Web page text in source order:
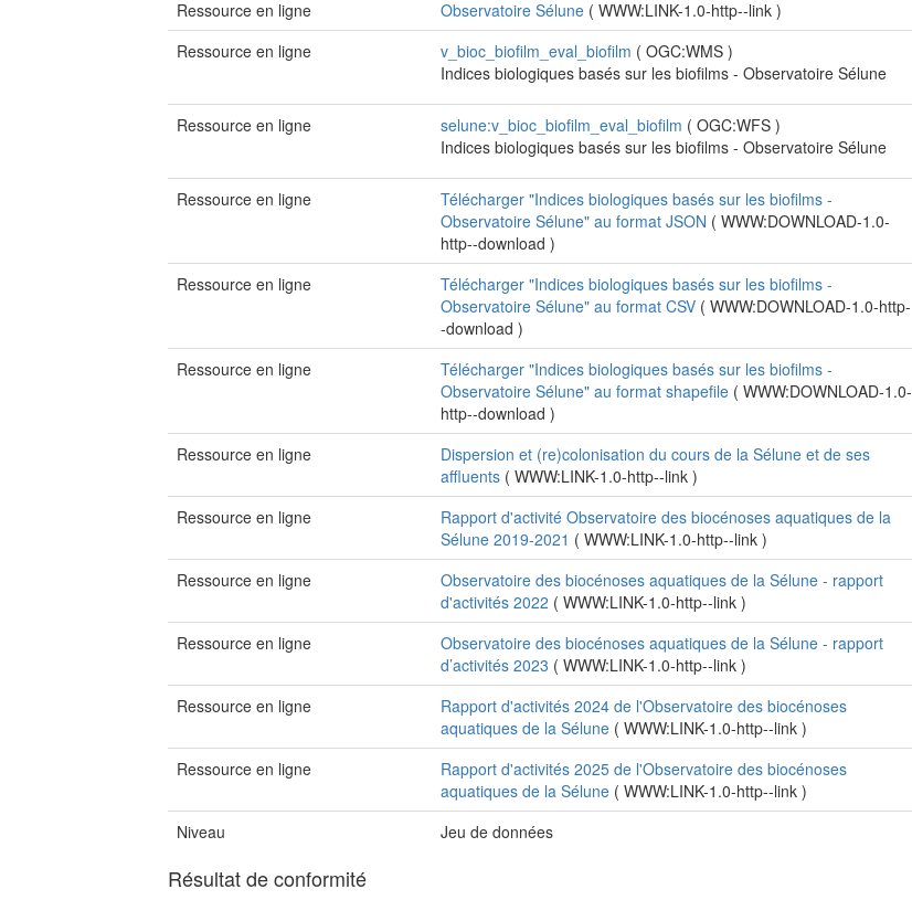
Ressource en ligne
Observatoire Sélune (WWW:LINK-1.0-http--link)
Ressource en ligne
v_bioc_biofilm_eval_biofilm (OGC:WMS)
Indices biologiques basés sur les biofilms - Observatoire Sélune
Ressource en ligne selune:v_bioc_biofilm_eval_biofilm (OGC:WFS)
Indices biologiques basés sur les biofilms - Observatoire Sélune
Ressource en ligne
Télécharger "Indices biologiques basés sur les biofilms -
Observatoire Sélune" au format JSON (WWW:DOWNLOAD-1.0-
http--download)
Ressource en ligne
Télécharger "Indices biologiques basés sur les biofilms -
Observatoire Sélune" au format CSV (WWW:DOWNLOAD-1.0-http-
-download)
Ressource en ligne
Télécharger "Indices biologiques basés sur les biofilms -
Observatoire Sélune" au format shapefile (WWW:DOWNLOAD-1.0-
http--download)
Ressource en ligne
Dispersion et (re)colonisation du cours de la Sélune et de ses
affluents (WWW:LINK-1.0-http--link)
Ressource en ligne
Rapport d'activité Observatoire des biocénoses aquatiques de la
Sélune 2019-2021 (WWW:LINK-1.0-http--link)
Ressource en ligne
Observatoire des biocénoses aquatiques de la Sélune - rapport
d'activités 2022 (WWW:LINK-1.0-http--link)
Ressource en ligne
Observatoire des biocénoses aquatiques de la Sélune - rapport
d’activités 2023 (WWW:LINK-1.0-http--link)
Ressource en ligne
Rapport d'activités 2024 de l'Observatoire des biocénoses
aquatiques de la Sélune (WWW:LINK-1.0-http--link)
Ressource en ligne
Rapport d'activités 2025 de l'Observatoire des biocénoses
aquatiques de la Sélune (WWW:LINK-1.0-http--link)
Niveau
Jeu de données
Résultat de conformité